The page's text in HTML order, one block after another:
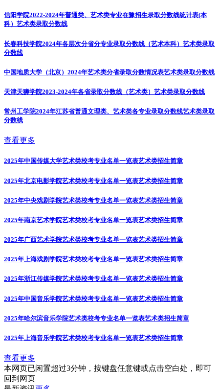
信阳学院2022-2024年普通类、艺术类专业在豫招生录取分数线统计表(本
科） 艺术类录取分数线
长春科技学院2024年各层次分省分专业录取分数线（艺术本科） 艺术类录取
分数线
中国地质大学（北京）2024年艺术类分省录取分数情况表艺术类录取分数线
天津天狮学院2023-2024年各省录取分数线（艺术类） 艺术类录取分数线
常州工学院2024年江苏省普通文理类、艺术类各专业录取分数线艺术类录取
分数线
查看更多
2025年中国传媒大学艺术类校考专业名单一览表艺术类招生简章
2025年北京电影学院艺术类校考专业名单一览表艺术类招生简章
2025年中央戏剧学院艺术类校考专业名单一览表艺术类招生简章
2025年南京艺术学院艺术类校考专业名单一览表艺术类招生简章
2025年广西艺术学院艺术类校考专业名单一览表艺术类招生简章
2025年上海戏剧学院艺术类校考专业名单一览表艺术类招生简章
2025年浙江传媒学院艺术类校考专业名单一览表艺术类招生简章
2025年中国音乐学院艺术类校考专业名单一览表艺术类招生简章
2025年哈尔滨音乐学院艺术类校考专业名单一览表艺术类招生简章
2025年上海音乐学院艺术类校考专业名单一览表艺术类招生简章
查看更多
本网页已闲置超过3分钟，按键盘任意键或点击空白处，即可
回到网页